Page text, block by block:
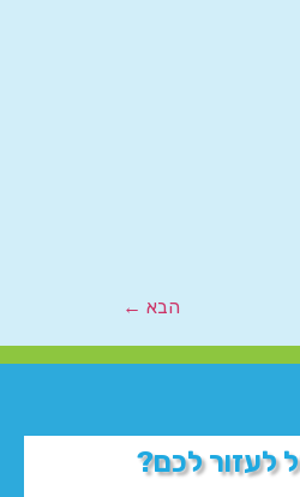
הבא ←
לעזור לכם?